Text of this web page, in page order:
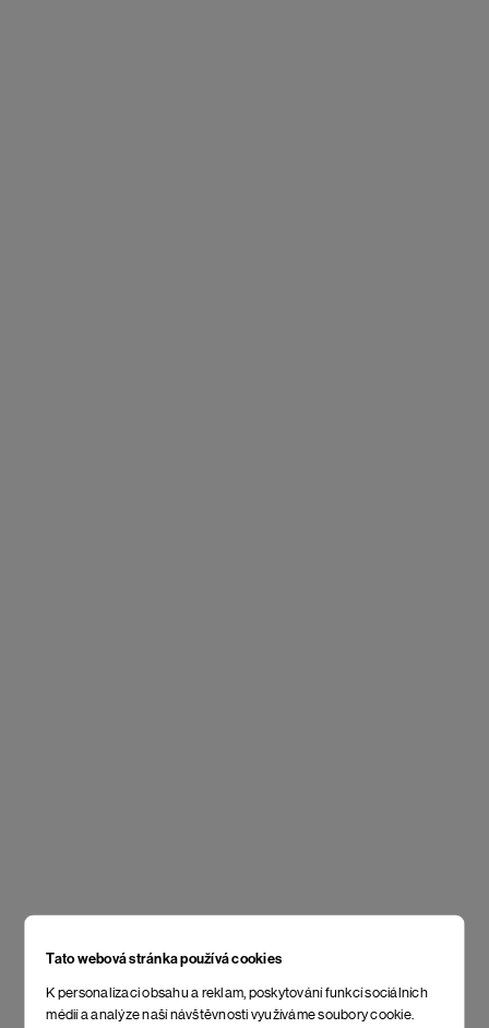
Tato webová stránka používá cookies
K personalizaci obsahu a reklam, poskytování funkcí sociálních
médií a analýze naší návštěvnosti využíváme soubory cookie.